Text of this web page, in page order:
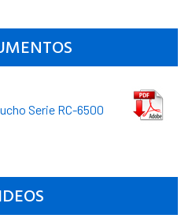
Serie RC-6500